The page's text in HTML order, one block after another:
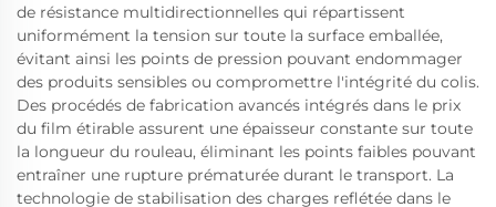
de résistance multidirectionnelles qui répartissent
uniformément la tension sur toute la surface emballée,
évitant ainsi les points de pression pouvant endommager
des produits sensibles ou compromettre l'intégrité du colis.
Des procédés de fabrication avancés intégrés dans le prix
du film étirable assurent une épaisseur constante sur toute
la longueur du rouleau, éliminant les points faibles pouvant
entraîner une rupture prématurée durant le transport. La
technologie de stabilisation des charges reflétée dans le